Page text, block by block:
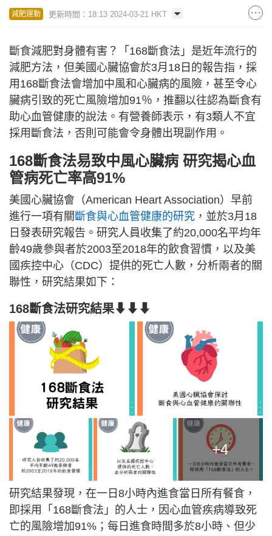
減肥運動 更新時間：18:13 2024-03-21 HKT
斷食減肥對身體有害？「168斷食法」是近年流行的
減肥方法，但美國心臟協會於3月18日的報告指，採
用168斷食法會增加中風和心臟病的風險，甚至令心
臟病引致的死亡風險增加91％，推翻以往認為斷食有
助心血管健康的說法。有營養師表示，有3類人不宜
採用斷食法，否則可能會令身體出現副作用。
168斷食法易致中風心臟病 研究揭心血
管病死亡率高91%
美國心臟協會（American Heart Association）早前
進行一項有關 斷食與心血管健康的研究 ，並於3月18
日發表研究報告。研究人員收集了約20,000名平均年
齡49歲參與者於2003至2018年的飲食習慣，以及美
國疾控中心（CDC）提供的死亡人數，分析兩者的關
聯性，研究結果如下：
168斷食法研究結果⬇⬇⬇
+4
研究結果發現，在一日8小時內進食當日所有餐食，
即採用「168斷食法」的人士，因心血管疾病導致死
亡的風險增加91%；每日進食時間多於8小時、但少